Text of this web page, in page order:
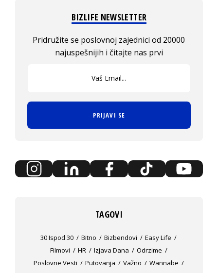
BIZLIFE NEWSLETTER
Pridružite se poslovnoj zajednici od 20000
najuspešnijih i čitajte nas prvi
PRIJAVI SE
TAGOVI
30 Ispod 30 Bitno Bizbendovi
Easy Life
Filmovi
HR Izjava Dana
Odrzime
Poslovne Vesti
Putovanja Važno
Wannabe